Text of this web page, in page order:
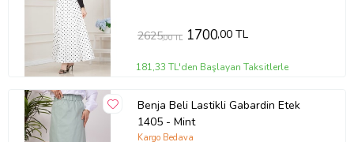
2625,00 TL 1700,00 TL
181,33 TL'den Başlayan Taksitlerle
Benja Beli Lastikli Gabardin Etek
1405 - Mint
Kargo Bedava